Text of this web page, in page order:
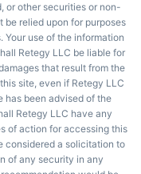
or other securities or non-
relied upon for purposes
use of the information
Retegy LLC be liable for
that result from the
site, even if Retegy LLC
has been advised of the
Retegy LLC have any
of action for accessing this
considered a solicitation to
of any security in any